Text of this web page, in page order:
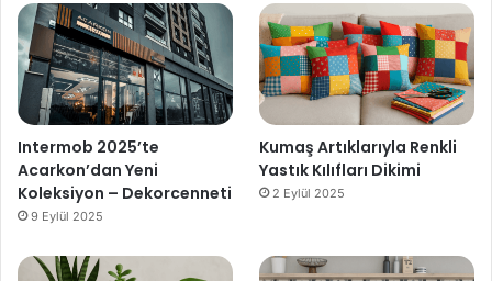
Intermob 2025’te
Acarkon’dan Yeni
Koleksiyon – Dekorcenneti
9 Eylül 2025
Kumaş Artıklarıyla Renkli
Yastık Kılıfları Dikimi
2 Eylül 2025